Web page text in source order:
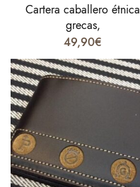
Cartera caballero étnica
grecas,
49,90€